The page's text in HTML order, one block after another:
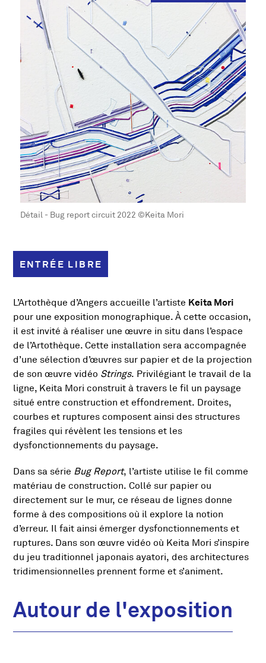
Détail - Bug report circuit 2022 ©Keita Mori
ENTRÉE LIBRE
Présentation de
L’Artothèque d’Angers accueille l’artiste Keita Mori
pour une exposition monographique. À cette occasion,
il est invité à réaliser une œuvre in situ dans l’espace
de l’Artothèque. Cette installation sera accompagnée
d’une sélection d’œuvres sur papier et de la projection
de son œuvre vidéo Strings. Privilégiant le travail de la
ligne, Keita Mori construit à travers le fil un paysage
situé entre construction et effondrement. Droites,
courbes et ruptures composent ainsi des structures
fragiles qui révèlent les tensions et les
dysfonctionnements du paysage.
Dans sa série Bug Report, l’artiste utilise le fil comme
matériau de construction. Collé sur papier ou
directement sur le mur, ce réseau de lignes donne
forme à des compositions où il explore la notion
d’erreur. Il fait ainsi émerger dysfonctionnements et
ruptures. Dans son œuvre vidéo où Keita Mori s’inspire
du jeu traditionnel japonais ayatori, des architectures
tridimensionnelles prennent forme et s’animent.
Autour de l'exposition